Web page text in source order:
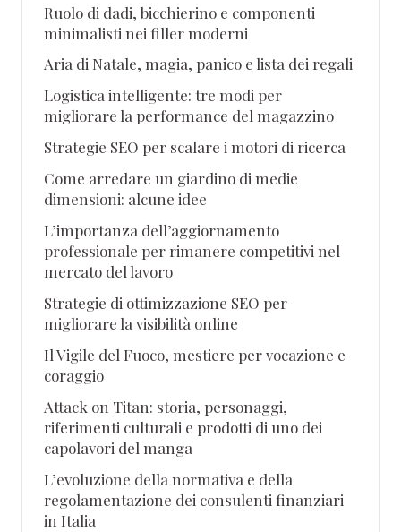
Ruolo di dadi, bicchierino e componenti
minimalisti nei filler moderni
Aria di Natale, magia, panico e lista dei regali
Logistica intelligente: tre modi per
migliorare la performance del magazzino
Strategie SEO per scalare i motori di ricerca
Come arredare un giardino di medie
dimensioni: alcune idee
L’importanza dell’aggiornamento
professionale per rimanere competitivi nel
mercato del lavoro
Strategie di ottimizzazione SEO per
migliorare la visibilità online
Il Vigile del Fuoco, mestiere per vocazione e
coraggio
Attack on Titan: storia, personaggi,
riferimenti culturali e prodotti di uno dei
capolavori del manga
L’evoluzione della normativa e della
regolamentazione dei consulenti finanziari
in Italia